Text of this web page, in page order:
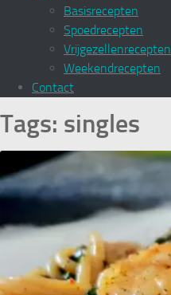
Basisrecepten
Spoedrecepten
Vrijgezellenrecepten
Weekendrecepten
Contact
Tags: singles